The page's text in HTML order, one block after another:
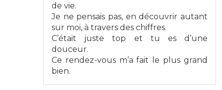
de vie.
Je ne pensais pas, en découvrir autant
sur moi, à travers des chiffres.
C’était juste top et tu es d’une
douceur.
Ce rendez-vous m’a fait le plus grand
bien.